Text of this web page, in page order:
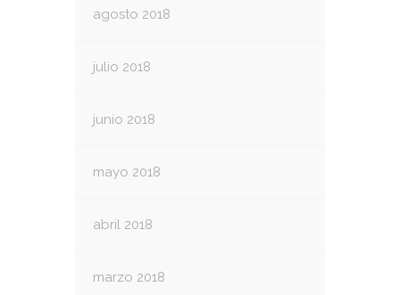
agosto 2018
julio 2018
junio 2018
mayo 2018
abril 2018
marzo 2018